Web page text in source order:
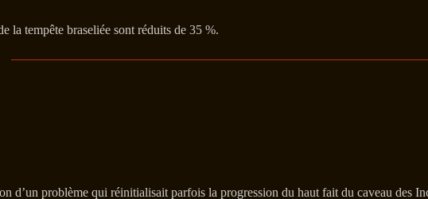
la tempête braseliée sont réduits de 35 %.
d’un problème qui réinitialisait parfois la progression du haut fait du caveau des